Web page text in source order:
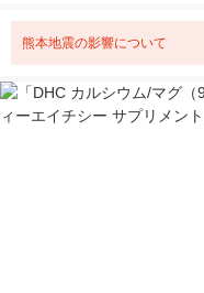
熊本地震の影響について